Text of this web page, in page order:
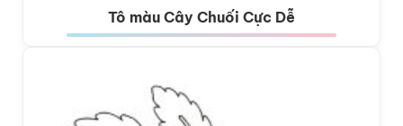
Tô màu Cây Chuối Cực Dễ